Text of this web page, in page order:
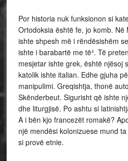
Por historia nuk funksionon si
Ortodoksia është fe, jo komb. Në
ishte shpesh më i rëndësishëm
ishte i barabartë me të³. Të
mesjetar ishte grek, është njësoj
katolik ishte italian. Edhe gjuha
manipulimi. Greqishtja, thonë
Skënderbeut. Sigurisht që ishte
dhe liturgjisë. Po ashtu si
A i bën kjo francezët romakë?
një mendësi kolonizuese mund
si provë etnie.